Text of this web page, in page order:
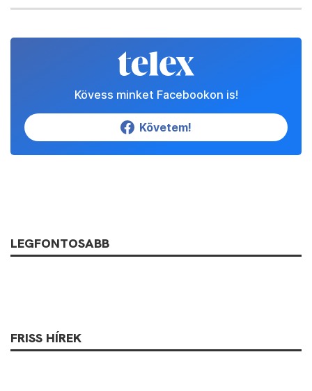
Kövess minket Facebookon is!
Követem!
LEGFONTOSABB
FRISS HÍREK